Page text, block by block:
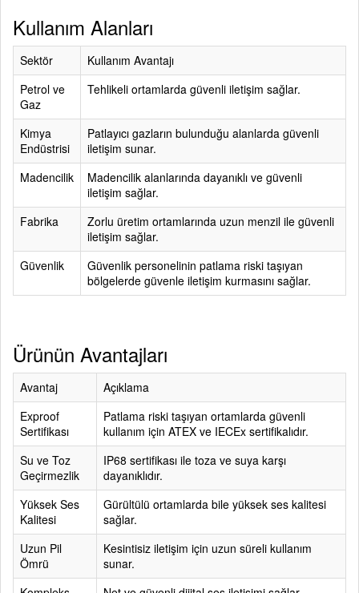
Kullanım Alanları
Sektör
Kullanım Avantajı
Petrol ve
Gaz
Tehlikeli ortamlarda güvenli iletişim sağlar.
Kimya
Endüstrisi
Patlayıcı gazların bulunduğu alanlarda güvenli
iletişim sunar.
Madencilik
Madencilik alanlarında dayanıklı ve güvenli
iletişim sağlar.
Fabrika
Zorlu üretim ortamlarında uzun menzil ile güvenli
iletişim sağlar.
Güvenlik
Güvenlik personelinin patlama riski taşıyan
bölgelerde güvenle iletişim kurmasını sağlar.
Ürünün Avantajları
Avantaj
Açıklama
Exproof
Sertifikası
Patlama riski taşıyan ortamlarda güvenli
kullanım için ATEX ve IECEx sertifikalıdır.
Su ve Toz
Geçirmezlik
IP68 sertifikası ile toza ve suya karşı
dayanıklıdır.
Yüksek Ses
Kalitesi
Gürültülü ortamlarda bile yüksek ses kalitesi
sağlar.
Uzun Pil
Ömrü
Kesintisiz iletişim için uzun süreli kullanım
sunar.